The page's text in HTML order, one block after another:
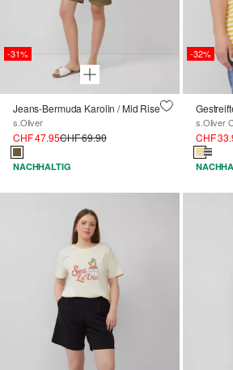
-31%
Jeans-Bermuda Karolin / Mid Rise
s.Oliver
CHF 47.95CHF 69.90
NACHHALTIG
-32%
s.Oliver
CHF